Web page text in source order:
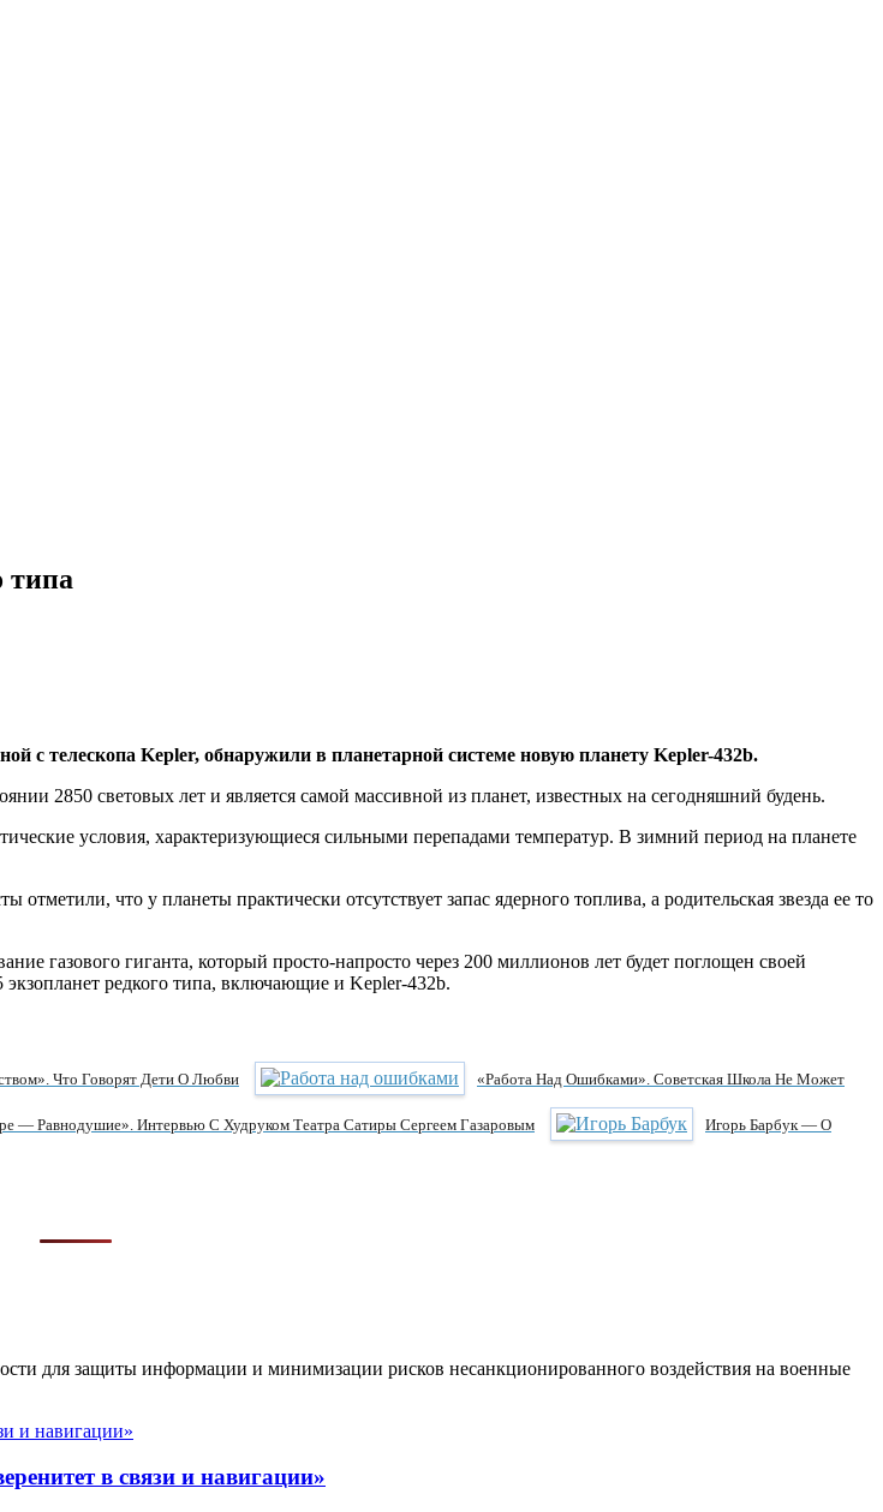
типа
с телескопа Kepler, обнаружили в планетарной системе новую планету Kepler-432b.
2850 световых лет и является самой массивной из планет, известных на сегодняшний будень.
условия, характеризующиеся сильными перепадами температур. В зимний период на планете
что у планеты практически отсутствует запас ядерного топлива, а родительская звезда ее то
газового гиганта, который просто-напросто через 200 миллионов лет будет поглощен своей
редкого типа, включающие и Kepler-432b.
Что Говорят Дети О Любви «Работа Над Ошибками». Советская Школа Не Может
— Равнодушие». Интервью С Худруком Театра Сатиры Сергеем Газаровым
Игорь Барбук — О
для защиты информации и минимизации рисков несанкционированного воздействия на военные
в связи и навигации»